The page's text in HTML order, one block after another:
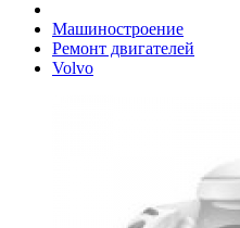
Машиностроение
Ремонт двигателей
Volvo